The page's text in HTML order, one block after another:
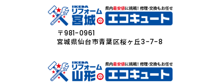
〒981-0961
宮城県仙台市青葉区桜ヶ丘3-7-8